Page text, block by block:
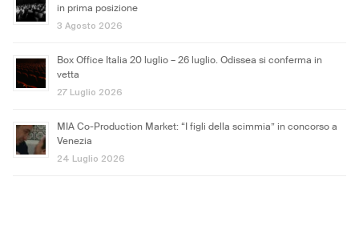
in prima posizione
3 Agosto 2026
Box Office Italia 20 luglio – 26 luglio. Odissea si conferma in
vetta
27 Luglio 2026
MIA Co-Production Market: “I figli della scimmia” in concorso a
Venezia
24 Luglio 2026